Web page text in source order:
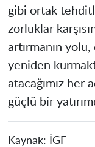
gibi ortak
zorluklar
artırmanın yolu,
yeniden
atacağımız her
güçlü bir
Kaynak: İGF